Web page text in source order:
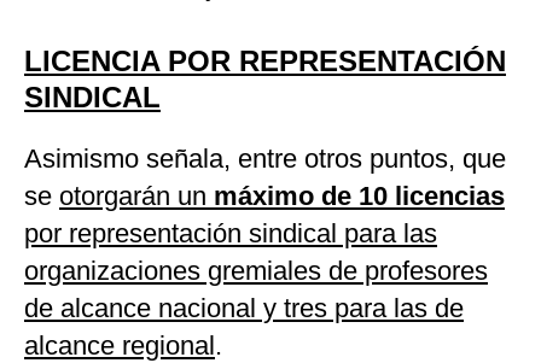
LICENCIA POR REPRESENTACIÓN
SINDICAL
Asimismo señala, entre otros puntos, que
se otorgarán un máximo de 10 licencias
por representación sindical para las
organizaciones gremiales de profesores
de alcance nacional y tres para las de
alcance regional.